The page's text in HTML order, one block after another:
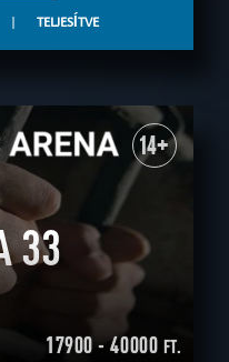
| TELJESÍTVE
14+
33
17900 - 40000 FT.